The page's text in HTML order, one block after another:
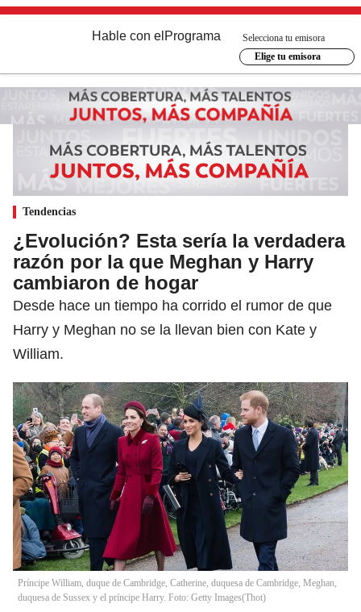
Hable con el Programa
Selecciona tu emisora
Elige tu emisora
Tendencias
¿Evolución? Esta sería la verdadera
razón por la que Meghan y Harry
cambiaron de hogar
Desde hace un tiempo ha corrido el rumor de que
Harry y Meghan no se la llevan bien con Kate y
William.
Príncipe William, duque de Cambridge, Catherine, duquesa de Cambridge, Meghan,
duquesa de Sussex y el príncipe Harry. Foto: Getty Images(Thot)